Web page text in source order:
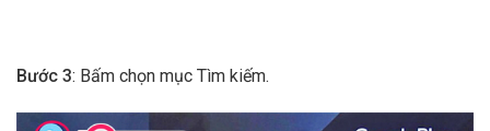
Bước 3: Bấm chọn mục Tìm kiếm.